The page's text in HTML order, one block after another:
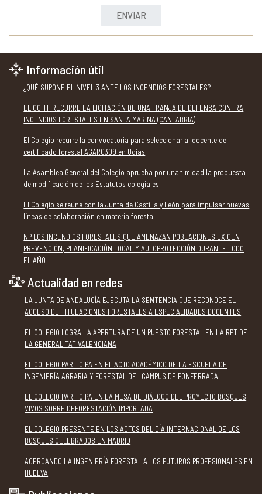
ENVIAR
Información útil
¿QUÉ SUPONE EL NIVEL 3 ANTE LOS INCENDIOS FORESTALES?
EL COITF RECURRE LA LICITACIÓN DE UNA FRANJA DE DEFENSA CONTRA
INCENDIOS FORESTALES EN SANTA MARINA (CANTABRIA)
El Colegio recurre la convocatoria para seleccionar al docente del
certificado forestal AGAR0309 en Udías
La Asamblea General del Colegio aprueba por unanimidad la propuesta
de modificación de los Estatutos colegiales
El Colegio se reúne con la Junta de Castilla y León para impulsar nuevas
líneas de colaboración en materia forestal
NP LOS INCENDIOS FORESTALES QUE AMENAZAN POBLACIONES EXIGEN
PREVENCIÓN, PLANIFICACIÓN LOCAL Y AUTOPROTECCIÓN DURANTE TODO
EL AÑO
Actualidad en redes
LA JUNTA DE ANDALUCÍA EJECUTA LA SENTENCIA QUE RECONOCE EL
ACCESO DE TITULACIONES FORESTALES A ESPECIALIDADES DOCENTES
EL COLEGIO LOGRA LA APERTURA DE UN PUESTO FORESTAL EN LA RPT DE
LA GENERALITAT VALENCIANA
EL COLEGIO PARTICIPA EN EL ACTO ACADÉMICO DE LA ESCUELA DE
INGENIERÍA AGRARIA Y FORESTAL DEL CAMPUS DE PONFERRADA
EL COLEGIO PARTICIPA EN LA MESA DE DIÁLOGO DEL PROYECTO BOSQUES
VIVOS SOBRE DEFORESTACIÓN IMPORTADA
EL COLEGIO PRESENTE EN LOS ACTOS DEL DÍA INTERNACIONAL DE LOS
BOSQUES CELEBRADOS EN MADRID
ACERCANDO LA INGENIERÍA FORESTAL A LOS FUTUROS PROFESIONALES EN
HUELVA